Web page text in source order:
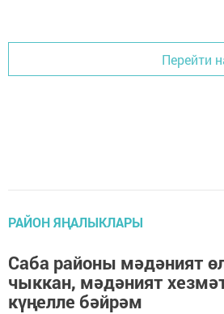
Перейти
РАЙОН ЯҢАЛЫКЛАРЫ
Саба районы мәдәният
чыккан, мәдәният
күңелле бәйрәм